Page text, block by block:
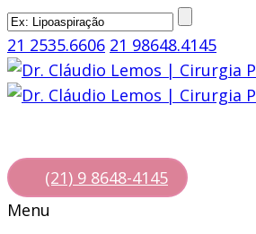
21 2535.6606 21 98648.4145
(21) 9 8648-4145
Menu